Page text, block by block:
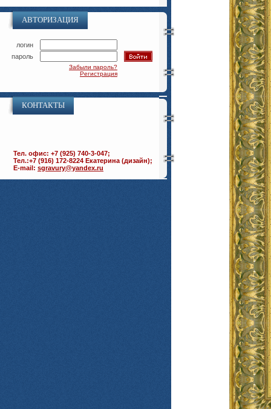
АВТОРИЗАЦИЯ
логин
пароль
Забыли пароль?
Регистрация
КОНТАКТЫ
Тел. офис: +7 (925) 740-3-047;
Тел.:+7 (916) 172-8224 Екатерина (дизайн);
E-mail: sgravury@yandex.ru